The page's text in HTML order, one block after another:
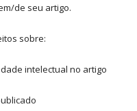
de seu artigo.
sobre:
intelectual no artigo